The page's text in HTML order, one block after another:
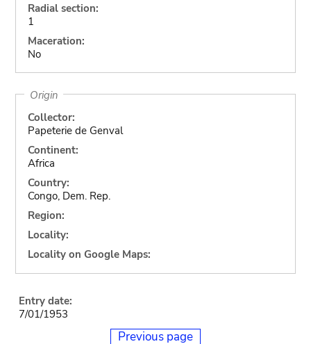
Radial section:
1
Maceration:
No
Origin
Collector:
Papeterie de Genval
Continent:
Africa
Country:
Congo, Dem. Rep.
Region:
Locality:
Locality on Google Maps:
Entry date:
7/01/1953
Previous page